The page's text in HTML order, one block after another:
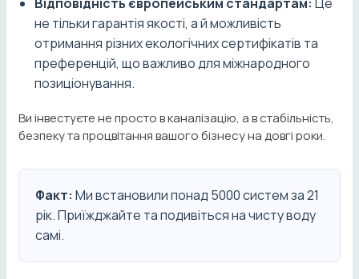
не тільки гарантія якості, а й можливість
отримання різних екологічних сертифікатів та
преференцій, що важливо для міжнародного
позиціонування.
Ви інвестуєте не просто в каналізацію, а в стабільність,
безпеку та процвітання вашого бізнесу на довгі роки.
Факт: Ми встановили понад 5000 систем за 21
рік. Приїжджайте та подивіться на чисту воду
самі.